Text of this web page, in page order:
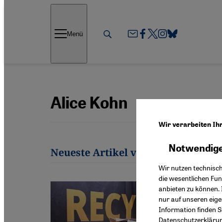
Menü
Alice Kohn
Neueste Artikel von Alice Kohn
Wir verarbeiten
Wir nutzen
die wesentlichen
anbieten zu
nur auf unseren
Information finden